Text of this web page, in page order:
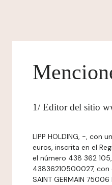
1/ Editor del sitio
LIPP HOLDING, -, con
euros, inscrita en el
el número 438 362
43836210500027, con
SAINT GERMAIN 75006